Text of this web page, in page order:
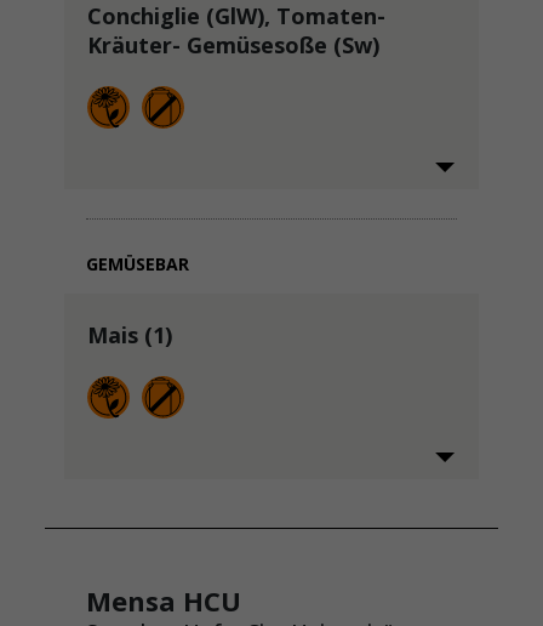
Conchiglie (GlW), Tomaten-
Kräuter- Gemüsesoße (Sw)
GEMÜSEBAR
Mais (1)
Mensa HCU